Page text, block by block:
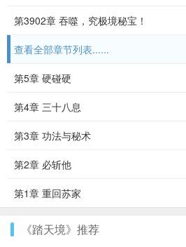
第3902章 吞噬，究极境秘宝！
查看全部章节列表......
第5章 硬碰硬
第4章 三十八息
第3章 功法与秘术
第2章 必斩他
第1章 重回苏家
《踏天境》推荐